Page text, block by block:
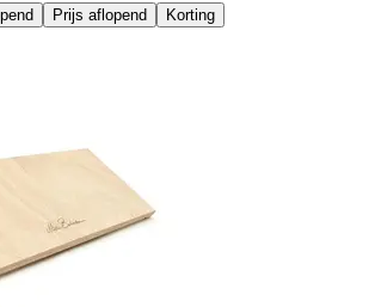
Prijs aflopend Korting